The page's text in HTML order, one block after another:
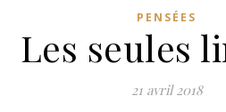
PENSÉES
Les seules
21 avril 2018